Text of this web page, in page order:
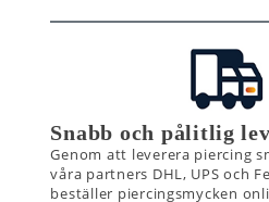
Snabb och pålitlig
Genom att leverera piercing
våra partners DHL, UPS och
beställer piercingsmycken